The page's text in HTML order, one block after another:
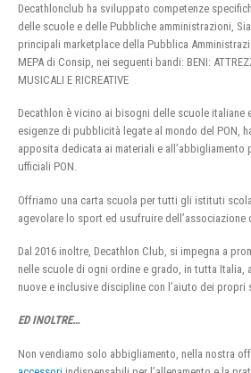
Decathlonclub ha sviluppato competenze
delle scuole e delle Pubbliche amministrazioni,
principali marketplace della Pubblica
MEPA di Consip, nei seguenti bandi: BENI:
MUSICALI E RICREATIVE
Decathlon è vicino ai bisogni delle scuole italiane
esigenze di pubblicità legate al mondo del PON,
apposita dedicata ai materiali e
ufficiali PON.
Offriamo una carta scuola per tutti gli istituti
agevolare lo sport ed usufruire dell’associazione
Dal 2016 inoltre, Decathlon Club, si impegna a
nelle scuole di ogni ordine e grado, in tutta Italia,
nuove e inclusive discipline con l’aiuto dei propri
ED INOLTRE…
Non vendiamo solo abbigliamento, nella nostra